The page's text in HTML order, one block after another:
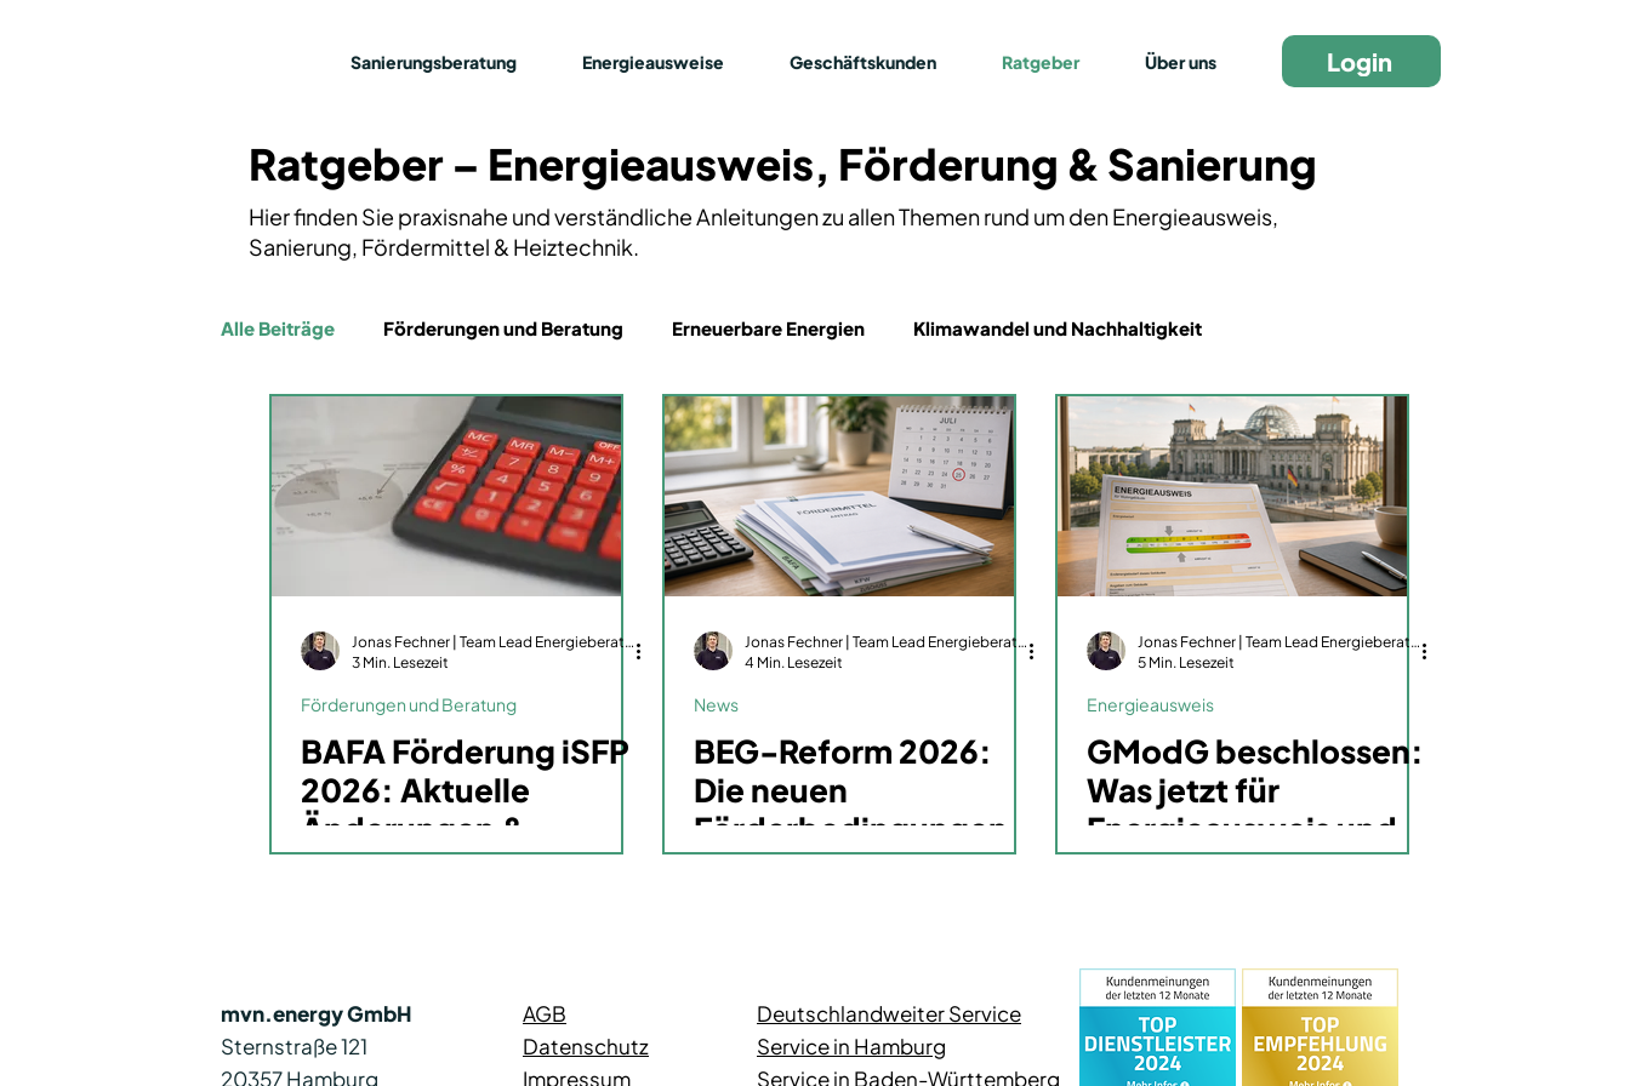
Sanierungsberatung Energieausweise Geschäftskunden Ratgeber Über uns Login
Ratgeber – Energieausweis, Förderung & Sanierung
Hier finden Sie praxisnahe und verständliche Anleitungen zu allen Themen rund um den Energieausweis,
Sanierung, Fördermittel & Heiztechnik.
Alle Beiträge Förderungen und Beratung Erneuerbare Energien Klimawandel und Nachhaltigkeit
News Elektromobilität Energieausweis
Jonas Fechner | Team Lead Energieberatung | dena-zertifiziert | GIH-Mitglied
3 Min. Lesezeit
Förderungen und Beratung
BAFA Förderung iSFP
2026: Aktuelle
Änderungen &
Konditionen
Jonas Fechner | Team Lead Energieberatung | dena-zertifiziert | GIH-Mitglied
4 Min. Lesezeit
News
BEG-Reform 2026:
Die neuen
Förderbedingungen
ab dem 21. Juli
Jonas Fechner | Team Lead Energieberatung | dena-zertifiziert | GIH-Mitglied
5 Min. Lesezeit
Energieausweis
GModG beschlossen:
Was jetzt für
Energieausweis und
iSFP gilt
mvn.energy GmbH
Sternstraße 121
20357 Hamburg
AGB
Datenschutz
Impressum
Deutschlandweiter Service
Service in Hamburg
Service in Baden-Württemberg